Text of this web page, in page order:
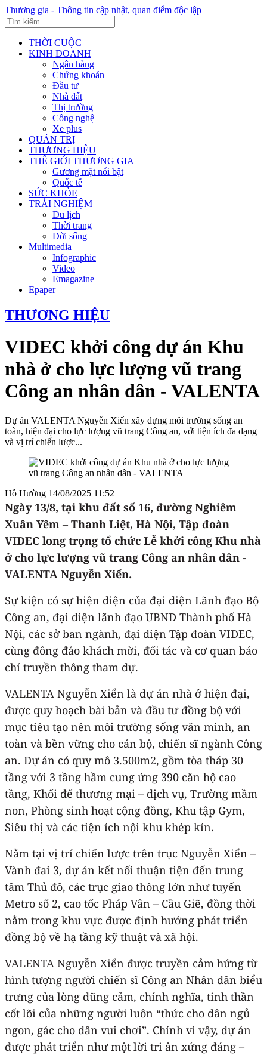
Thương gia - Thông tin cập nhật, quan điểm độc lập
THỜI CUỘC
KINH DOANH
Ngân hàng
Chứng khoán
Đầu tư
Nhà đất
Thị trường
Công nghệ
Xe plus
QUẢN TRỊ
THƯƠNG HIỆU
THẾ GIỚI THƯƠNG GIA
Gương mặt nổi bật
Quốc tế
SỨC KHỎE
TRẢI NGHIỆM
Du lịch
Thời trang
Đời sống
Multimedia
Infographic
Video
Emagazine
Epaper
THƯƠNG HIỆU
VIDEC khởi công dự án Khu
nhà ở cho lực lượng vũ trang
Công an nhân dân - VALENTA
Dự án VALENTA Nguyễn Xiển xây dựng môi trường sống an
toàn, hiện đại cho lực lượng vũ trang Công an, với tiện ích đa dạng
và vị trí chiến lược...
Hồ Hường 14/08/2025 11:52
Ngày 13/8, tại khu đất số 16, đường Nghiêm
Xuân Yêm – Thanh Liệt, Hà Nội, Tập đoàn
VIDEC long trọng tổ chức Lễ khởi công Khu nhà
ở cho lực lượng vũ trang Công an nhân dân -
VALENTA Nguyễn Xiển.
Sự kiện có sự hiện diện của đại diện Lãnh đạo Bộ
Công an, đại diện lãnh đạo UBND Thành phố Hà
Nội, các sở ban ngành, đại diện Tập đoàn VIDEC,
cùng đông đảo khách mời, đối tác và cơ quan báo
chí truyền thông tham dự.
VALENTA Nguyễn Xiển là dự án nhà ở hiện đại,
được quy hoạch bài bản và đầu tư đồng bộ với
mục tiêu tạo nên môi trường sống văn minh, an
toàn và bền vững cho cán bộ, chiến sĩ ngành Công
an. Dự án có quy mô 3.500m2, gồm tòa tháp 30
tầng với 3 tầng hầm cung ứng 390 căn hộ cao
tầng, Khối đế thương mại – dịch vụ, Trường mầm
non, Phòng sinh hoạt cộng đồng, Khu tập Gym,
Siêu thị và các tiện ích nội khu khép kín.
Nằm tại vị trí chiến lược trên trục Nguyễn Xiển –
Vành đai 3, dự án kết nối thuận tiện đến trung
tâm Thủ đô, các trục giao thông lớn như tuyến
Metro số 2, cao tốc Pháp Vân – Cầu Giẽ, đồng thời
nằm trong khu vực được định hướng phát triển
đồng bộ về hạ tầng kỹ thuật và xã hội.
VALENTA Nguyễn Xiển được truyền cảm hứng từ
hình tượng người chiến sĩ Công an Nhân dân biểu
trưng của lòng dũng cảm, chính nghĩa, tinh thần
cốt lõi của những người luôn “thức cho dân ngủ
ngon, gác cho dân vui chơi”. Chính vì vậy, dự án
được phát triển như một lời tri ân xứng đáng –